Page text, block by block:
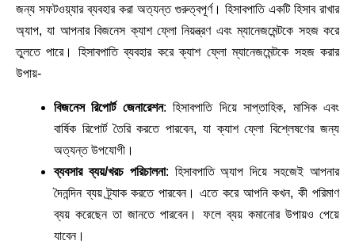
জন্য সফটওয়্যার ব্যবহার করা অত্যন্ত গুরুত্বপূর্ণ। হিসাবপাতি একটি হিসাব রাখার
অ্যাপ, যা আপনার বিজনেস ক্যাশ ফ্লো নিয়ন্ত্রণ এবং ম্যানেজমেন্টকে সহজ করে
তুলতে পারে। হিসাবপাতি ব্যবহার করে ক্যাশ ফ্লো ম্যানেজমেন্টকে সহজ করার
উপায়-
বিজনেস রিপোর্ট জেনারেশন: হিসাবপাতি দিয়ে সাপ্তাহিক, মাসিক এবং
বার্ষিক রিপোর্ট তৈরি করতে পারবেন, যা ক্যাশ ফ্লো বিশ্লেষণের জন্য
অত্যন্ত উপযোগী।
ব্যবসার ব্যয়/খরচ পরিচালনা: হিসাবপাতি অ্যাপ দিয়ে সহজেই আপনার
দৈনন্দিন ব্যয় ট্র্যাক করতে পারবেন। এতে করে আপনি কখন, কী পরিমাণ
ব্যয় করেছেন তা জানতে পারবেন। ফলে ব্যয় কমানোর উপায়ও পেয়ে
যাবেন।